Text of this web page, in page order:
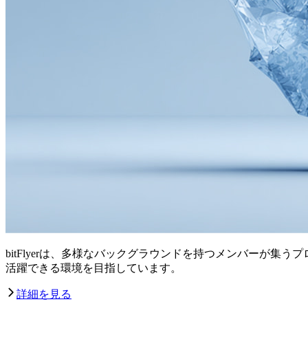
bitFlyerは、多様なバックグラウンドを持つメンバーが集う
活躍できる環境を目指しています。
詳細を見る